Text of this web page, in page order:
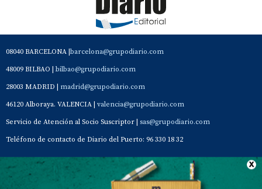
08040 BARCELONA | barcelona@grupodiario.com
48009 BILBAO | bilbao@grupodiario.com
28003 MADRID | madrid@grupodiario.com
46120 Alboraya. VALENCIA | valencia@grupodiario.com
Servicio de Atención al Socio Suscriptor | sas@grupodiario.com
Teléfono de contacto de Diario del Puerto: 96 330 18 32
Contacto Aviso Legal Quiénes somos Política de privacidad